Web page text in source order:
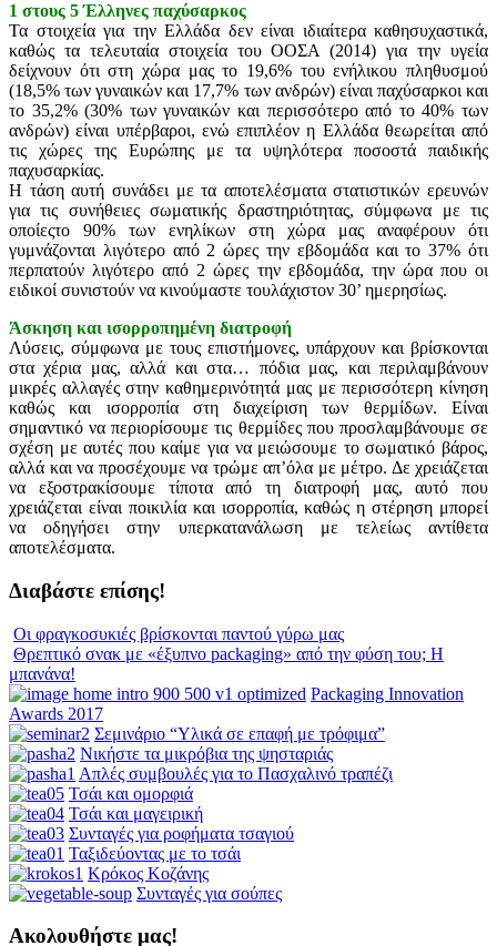
1 στους 5 Έλληνες παχύσαρκος
Τα στοιχεία για την Ελλάδα δεν είναι ιδιαίτερα καθησυχαστικά,
καθώς τα τελευταία στοιχεία του ΟΟΣΑ (2014) για την υγεία
δείχνουν ότι στη χώρα μας το 19,6% του ενήλικου πληθυσμού
(18,5% των γυναικών και 17,7% των ανδρών) είναι παχύσαρκοι και
το 35,2% (30% των γυναικών και περισσότερο από το 40% των
ανδρών) είναι υπέρβαροι, ενώ επιπλέον η Ελλάδα θεωρείται από
τις χώρες της Ευρώπης με τα υψηλότερα ποσοστά παιδικής
παχυσαρκίας.
Η τάση αυτή συνάδει με τα αποτελέσματα στατιστικών ερευνών
για τις συνήθειες σωματικής δραστηριότητας, σύμφωνα με τις
οποίεςτο 90% των ενηλίκων στη χώρα μας αναφέρουν ότι
γυμνάζονται λιγότερο από 2 ώρες την εβδομάδα και το 37% ότι
περπατούν λιγότερο από 2 ώρες την εβδομάδα, την ώρα που οι
ειδικοί συνιστούν να κινούμαστε τουλάχιστον 30’ ημερησίως.
Άσκηση και ισορροπημένη διατροφή
Λύσεις, σύμφωνα με τους επιστήμονες, υπάρχουν και βρίσκονται
στα χέρια μας, αλλά και στα… πόδια μας, και περιλαμβάνουν
μικρές αλλαγές στην καθημερινότητά μας με περισσότερη κίνηση
καθώς και ισορροπία στη διαχείριση των θερμίδων. Είναι
σημαντικό να περιορίσουμε τις θερμίδες που προσλαμβάνουμε σε
σχέση με αυτές που καίμε για να μειώσουμε το σωματικό βάρος,
αλλά και να προσέχουμε να τρώμε απ’όλα με μέτρο. Δε χρειάζεται
να εξοστρακίσουμε τίποτα από τη διατροφή μας, αυτό που
χρειάζεται είναι ποικιλία και ισορροπία, καθώς η στέρηση μπορεί
να οδηγήσει στην υπερκατανάλωση με τελείως αντίθετα
αποτελέσματα.
Διαβάστε επίσης!
Οι φραγκοσυκιές βρίσκονται παντού γύρω μας
Θρεπτικό σνακ με «έξυπνο packaging» από την φύση του; Η
μπανάνα!
Packaging Innovation
Awards 2017
Σεμινάριο “Υλικά σε επαφή με τρόφιμα”
Νικήστε τα μικρόβια της ψησταριάς
Απλές συμβουλές για το Πασχαλινό τραπέζι
Τσάι και ομορφιά
Τσάι και μαγειρική
Συνταγές για ροφήματα τσαγιού
Ταξιδεύοντας με το τσάι
Κρόκος Κοζάνης
Συνταγές για σούπες
Ακολουθήστε μας!